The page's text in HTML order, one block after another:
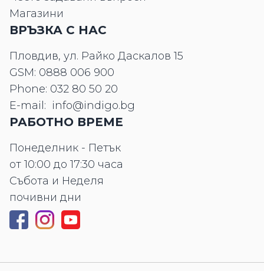
Магазини
ВРЪЗКА С НАС
Пловдив, ул. Райко Даскалов 15
GSM: 0888 006 900
Phone: 032 80 50 20
E-mail: info@indigo.bg
РАБОТНО ВРЕМЕ
Понеделник - Петък
от 10:00 до 17:30 часа
Събота и Неделя
почивни дни